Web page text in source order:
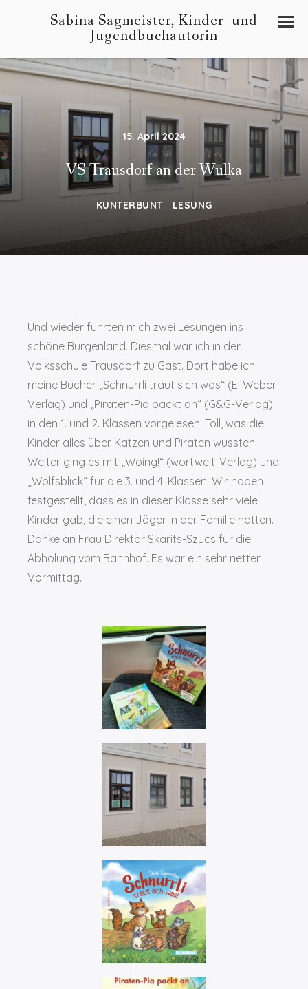
Sabina Sagmeister, Kinder- und
Jugendbuchautorin
15. April 2024
VS Trausdorf an der Wulka
KUNTERBUNT LESUNG
Und wieder führten mich zwei Lesungen ins
schöne Burgenland. Diesmal war ich in der
Volksschule Trausdorf zu Gast. Dort habe ich
meine Bücher „Schnurrli traut sich was“ (E. Weber-
Verlag) und „Piraten-Pia packt an“ (G&G-Verlag)
in den 1. und 2. Klassen vorgelesen. Toll, was die
Kinder alles über Katzen und Piraten wussten.
Weiter ging es mit „Woing!“ (wortweit-Verlag) und
„Wolfsblick“ für die 3. und 4. Klassen. Wir haben
festgestellt, dass es in dieser Klasse sehr viele
Kinder gab, die einen Jäger in der Familie hatten.
Danke an Frau Direktor Skarits-Szücs für die
Abholung vom Bahnhof. Es war ein sehr netter
Vormittag.